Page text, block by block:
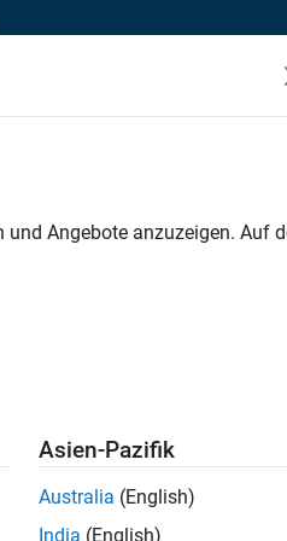
Engineering
. Wenn Sie noch immer
unseres
Standort, um alle
Angebote anzuzeigen. Auf
Asien-Pazifik
Australia (English)
India (English)